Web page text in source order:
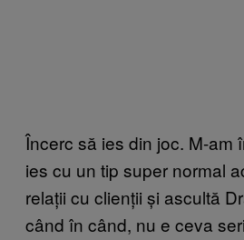
Încerc să ies din joc. M-am
ies cu un tip super normal
relații cu clienții și ascultă
când în când, nu e ceva